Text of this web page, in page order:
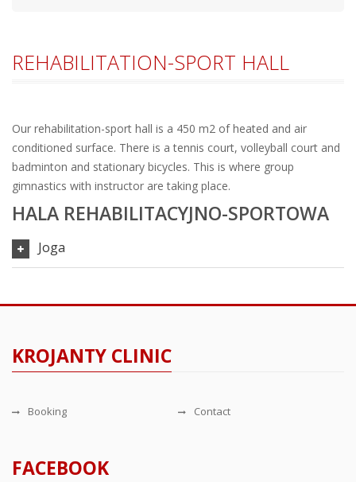
REHABILITATION-SPORT HALL
Our rehabilitation-sport hall is a 450 m2 of heated and air
conditioned surface. There is a tennis court, volleyball court and
badminton and stationary bicycles. This is where group
gimnastics with instructor are taking place.
HALA REHABILITACYJNO-SPORTOWA
Joga
KROJANTY CLINIC
Booking Contact
FACEBOOK